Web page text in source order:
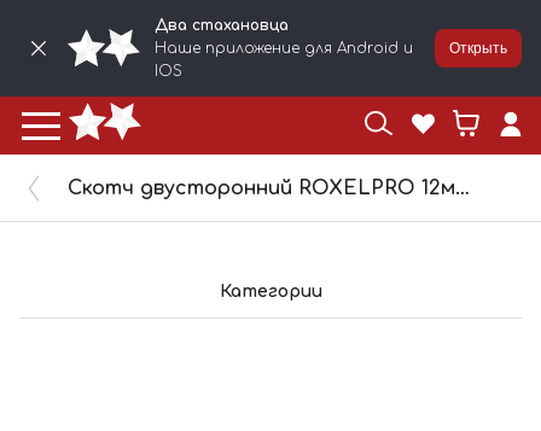
Два стахановца
Наше приложение для Android и
IOS
Открыть
Скотч двусторонний ROXELPRO 12ммх5м 0,8мм 512313
Категории